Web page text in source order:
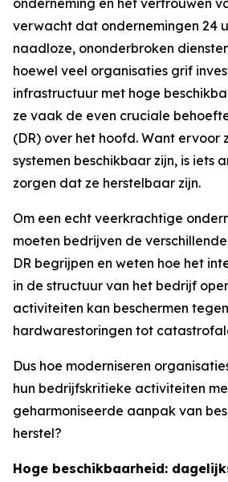
onderneming en het vertrouwen
verwacht dat ondernemingen 24
naadloze, ononderbroken
hoewel veel organisaties grif
infrastructuur met hoge
ze vaak de even cruciale
(DR) over het hoofd. Want ervoor
systemen beschikbaar zijn, is iets
zorgen dat ze herstelbaar zijn.
Om een echt veerkrachtige
moeten bedrijven de
DR begrijpen en weten hoe het
in de structuur van het bedrijf
activiteiten kan beschermen
hardwarestoringen tot
Dus hoe moderniseren
hun bedrijfskritieke activiteiten
geharmoniseerde aanpak van
herstel?
Hoge beschikbaarheid: